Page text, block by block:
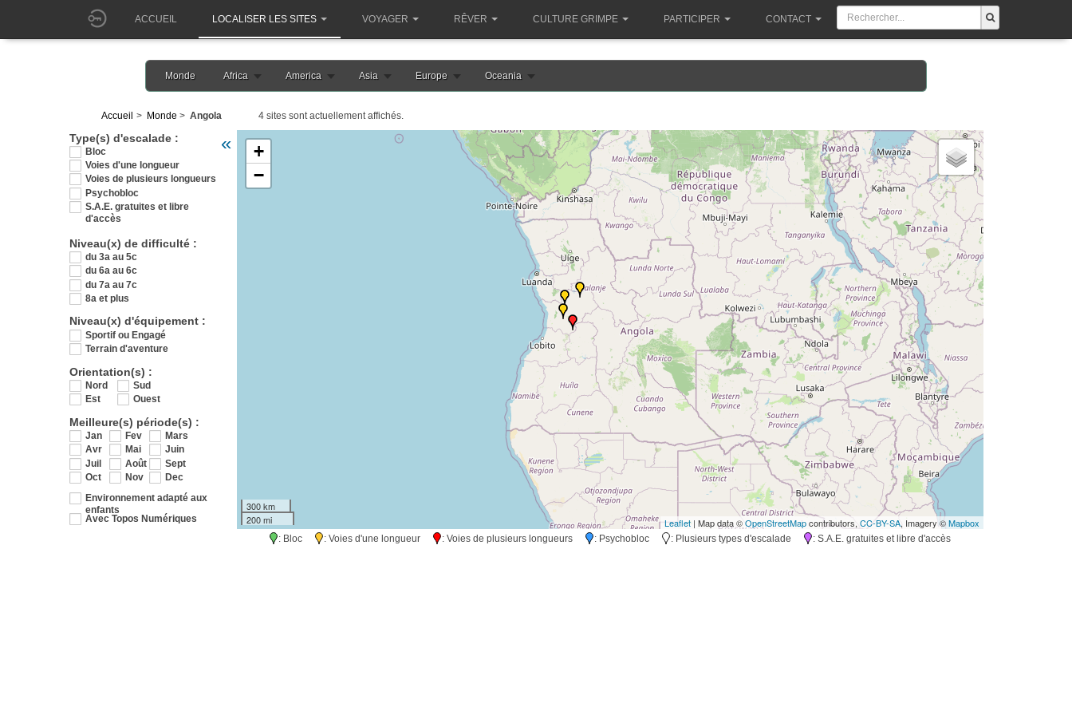
ACCUEIL LOCALISER LES SITES VOYAGER RÊVER CULTURE GRIMPE PARTICIPER CONTACT
Monde Africa America Asia Europe Oceania
Accueil Monde Angola 4 sites sont actuellement affichés.
Type(s) d'escalade :
Bloc
Voies d'une longueur
Voies de plusieurs longueurs
Psychobloc
S.A.E. gratuites et libre
d'accès
Niveau(x) de difficulté :
du 3a au 5c
du 6a au 6c
du 7a au 7c
8a et plus
Niveau(x) d'équipement :
Sportif ou Engagé
Terrain d'aventure
Orientation(s) :
Nord
Sud
Est
Ouest
Meilleure(s) période(s) :
Jan Fev
Mars
Avr
Mai
Juin
Juil
Août
Sept
Oct
Nov
Dec
Environnement adapté aux
enfants
Avec Topos Numériques
« Veuillez patienter pendant le chargement de la carte angola
+
−
300 km
200 mi
Leaflet | Map data ©OpenStreetMapcontributors, CC-BY-SA, Imagery ©Mapbox
: Bloc : Voies d'une longueur : Voies de plusieurs longueurs : Psychobloc : Plusieurs types d'escalade : S.A.E. gratuites et libre d'accès